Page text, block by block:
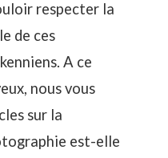
respecter la
de ces
A ce
nous vous
sur la
est-elle